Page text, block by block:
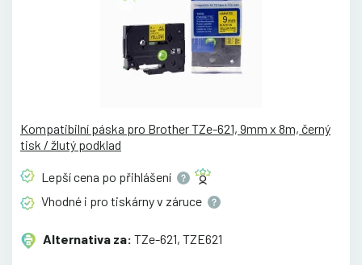
Kompatibilní páska pro Brother TZe-621, 9mm x 8m, černý
tisk / žlutý podklad
Lepší cena po přihlášení
Vhodné i pro tiskárny v záruce
Alternativa za: TZe-621, TZE621